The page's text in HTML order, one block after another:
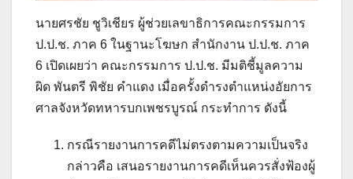
นายศรชัย ชูวิเชียร ผู้ช่วยเลขาธิการคณะกรรมการ
ป.ป.ช. ภาค 6 ในฐานะโฆษก สำนักงาน ป.ป.ช. ภาค
6 เปิดเผยว่า คณะกรรมการ ป.ป.ช. มีมติชี้มูลความ
ผิด พันตรี พิชัย คำแดง เมื่อครั้งดำรงตำแหน่งอัยการ
ศาลจังหวัดทหารบกเพชรบูรณ์ กระทำการ ดังนี้
กรณีรายงานการคดีไม่ตรงตามความเป็นจริง
กล่าวคือ เสนอรายงานการคดีเห็นควรสั่งฟ้องผู้